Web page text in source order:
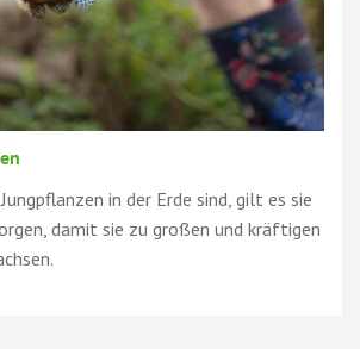
in der Erde sind, gilt es sie
damit sie zu großen und kräftigen